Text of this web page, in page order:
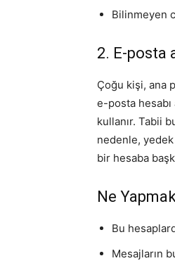
Bilinmeyen
2. E-posta
Çoğu kişi, ana
e-posta
kullanır. Tabii
nedenle,
bir hesaba
Ne
Bu
Mesajların